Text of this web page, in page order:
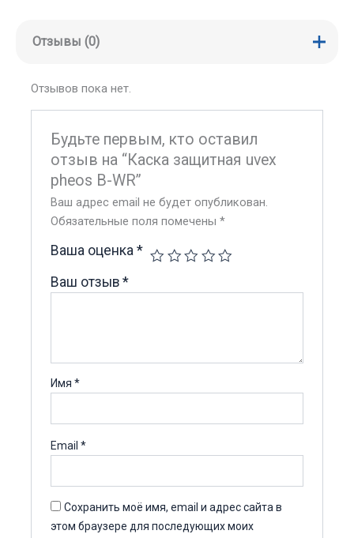
Отзывы (0)
Отзывов пока нет.
Будьте первым, кто оставил
отзыв на “Каска защитная uvex
pheos B-WR”
Ваш адрес email не будет опубликован.
Обязательные поля помечены*
Ваша оценка*
Ваш отзыв*
Имя*
Email*
Сохранить моё имя, email и адрес сайта в
этом браузере для последующих моих